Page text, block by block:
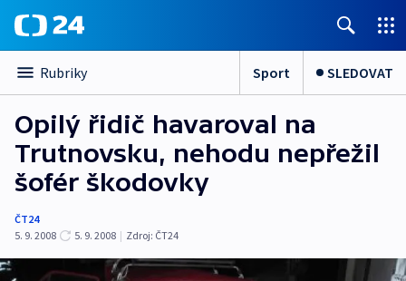
Rubriky Sport SLEDOVAT
Opilý řidič havaroval na
Trutnovsku, nehodu nepřežil
šofér škodovky
ČT24
5. 9. 2008
5. 9. 2008 | Zdroj: ČT24